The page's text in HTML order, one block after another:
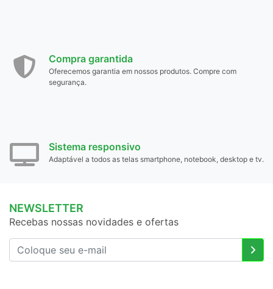
Compra garantida
Oferecemos garantia em nossos produtos. Compre com
segurança.
Sistema responsivo
Adaptável a todos as telas smartphone, notebook, desktop e tv.
NEWSLETTER
Recebas nossas novidades e ofertas